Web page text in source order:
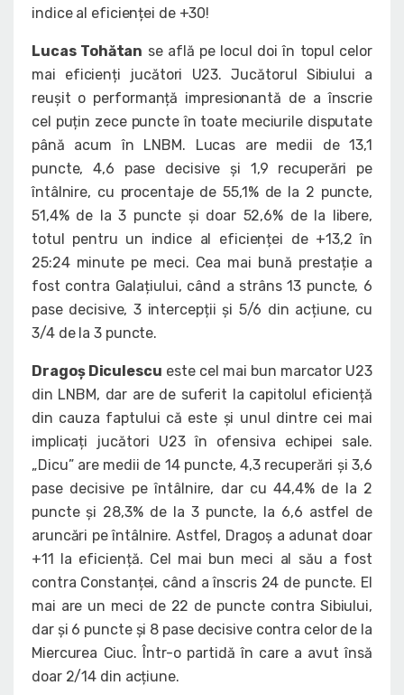
indice al eficienței de +30!
Lucas Tohătan se află pe locul doi în topul celor
mai eficienți jucători U23. Jucătorul Sibiului a
reușit o performanță impresionantă de a înscrie
cel puțin zece puncte în toate meciurile disputate
până acum în LNBM. Lucas are medii de 13,1
puncte, 4,6 pase decisive și 1,9 recuperări pe
întâlnire, cu procentaje de 55,1% de la 2 puncte,
51,4% de la 3 puncte și doar 52,6% de la libere,
totul pentru un indice al eficienței de +13,2 în
25:24 minute pe meci. Cea mai bună prestație a
fost contra Galațiului, când a strâns 13 puncte, 6
pase decisive, 3 intercepții și 5/6 din acțiune, cu
3/4 de la 3 puncte.
Dragoș Diculescu este cel mai bun marcator U23
din LNBM, dar are de suferit la capitolul eficiență
din cauza faptului că este și unul dintre cei mai
implicați jucători U23 în ofensiva echipei sale.
„Dicu” are medii de 14 puncte, 4,3 recuperări și 3,6
pase decisive pe întâlnire, dar cu 44,4% de la 2
puncte și 28,3% de la 3 puncte, la 6,6 astfel de
aruncări pe întâlnire. Astfel, Dragoș a adunat doar
+11 la eficiență. Cel mai bun meci al său a fost
contra Constanței, când a înscris 24 de puncte. El
mai are un meci de 22 de puncte contra Sibiului,
dar și 6 puncte și 8 pase decisive contra celor de la
Miercurea Ciuc. Într-o partidă în care a avut însă
doar 2/14 din acțiune.